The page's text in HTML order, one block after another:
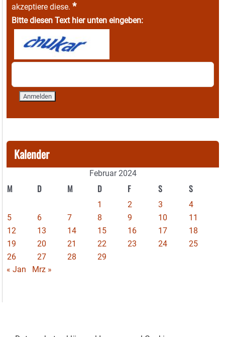
akzeptiere diese. *
Bitte diesen Text hier unten eingeben:
Kalender
Februar 2024
M D M D F S S
1 2 3
4
5
6 7 8 9 10
11
12
13 14 15 16 17
18
19
20 21 22 23 24
25
26
27 28
29
« Jan
Mrz »